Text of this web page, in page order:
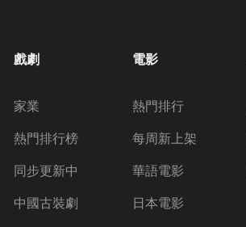
戲劇
家業
熱門排行榜
同步更新中
中國古裝劇
電影
熱門排行
每周新上架
華語電影
日本電影